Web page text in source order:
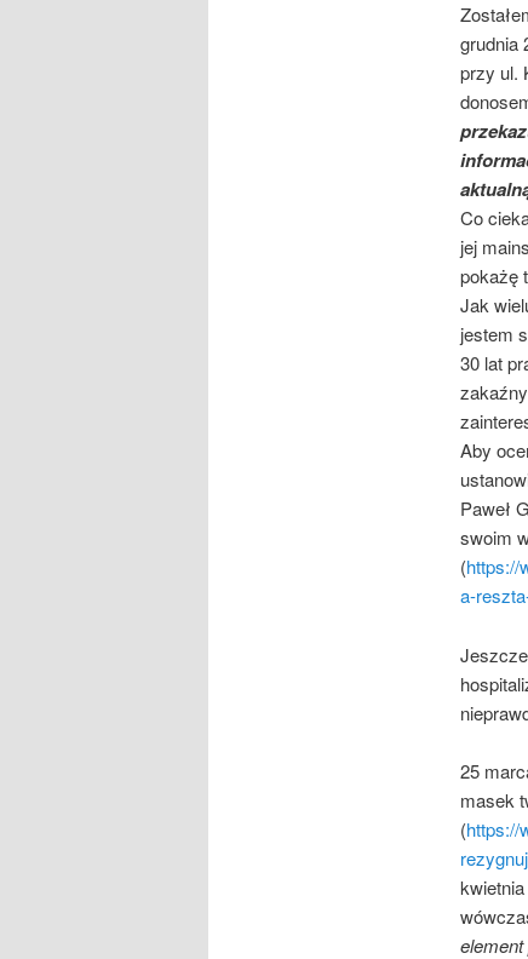
grudnia
przy ul.
Co
jej
pokażę
Jak
jestem
30 lat
Aby
Paweł
swoim
(https://
a-
25
masek
(https://